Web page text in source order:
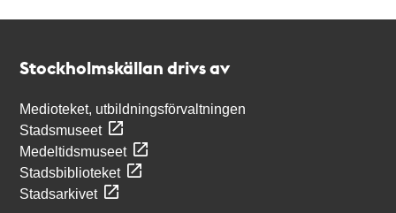
Stockholmskällan drivs av
Medioteket, utbildningsförvaltningen
Stadsmuseet
Medeltidsmuseet
Stadsbiblioteket
Stadsarkivet